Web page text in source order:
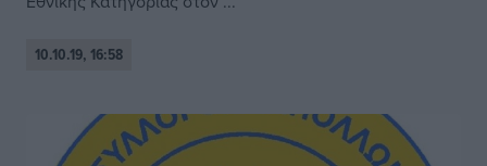
10.10.19, 16:58